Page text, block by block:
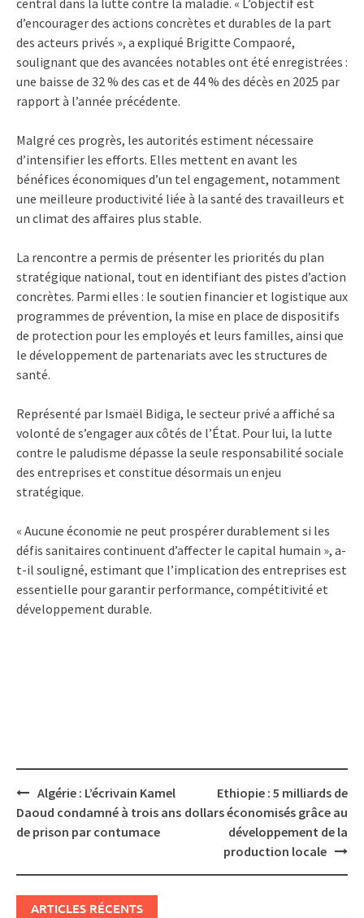
central dans la lutte contre la maladie. « L’objectif est
d’encourager des actions concrètes et durables de la part
des acteurs privés », a expliqué Brigitte Compaoré,
soulignant que des avancées notables ont été enregistrées :
une baisse de 32 % des cas et de 44 % des décès en 2025 par
rapport à l’année précédente.
Malgré ces progrès, les autorités estiment nécessaire
d’intensifier les efforts. Elles mettent en avant les
bénéfices économiques d’un tel engagement, notamment
une meilleure productivité liée à la santé des travailleurs et
un climat des affaires plus stable.
La rencontre a permis de présenter les priorités du plan
stratégique national, tout en identifiant des pistes d’action
concrètes. Parmi elles : le soutien financier et logistique aux
programmes de prévention, la mise en place de dispositifs
de protection pour les employés et leurs familles, ainsi que
le développement de partenariats avec les structures de
santé.
Représenté par Ismaël Bidiga, le secteur privé a affiché sa
volonté de s’engager aux côtés de l’État. Pour lui, la lutte
contre le paludisme dépasse la seule responsabilité sociale
des entreprises et constitue désormais un enjeu
stratégique.
« Aucune économie ne peut prospérer durablement si les
défis sanitaires continuent d’affecter le capital humain », a-
t-il souligné, estimant que l’implication des entreprises est
essentielle pour garantir performance, compétitivité et
développement durable.
Post
navigation
Algérie : L’écrivain Kamel
Daoud condamné à trois ans
de prison par contumace
Ethiopie : 5 milliards de
dollars économisés grâce au
développement de la
production locale
ARTICLES RÉCENTS